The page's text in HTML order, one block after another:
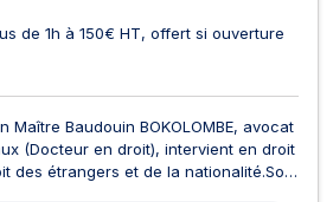
de 1h à 150€ HT, offert si ouverture
Maître Baudouin BOKOLOMBE, avocat
(Docteur en droit), intervient en droit
des étrangers et de la nationalité.Son